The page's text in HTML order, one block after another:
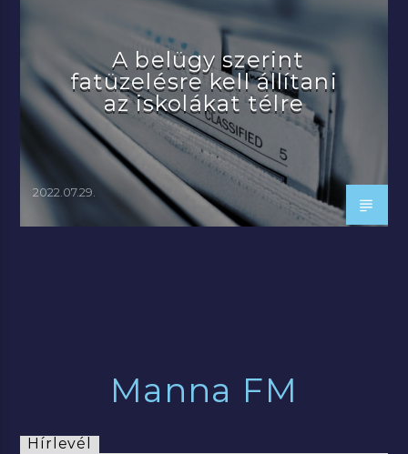
A belügy szerint
fatüzelésre kell állítani
az iskolákat télre
2022.07.29.
Manna FM
Hírlevél